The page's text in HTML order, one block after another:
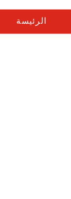
الرئيسة